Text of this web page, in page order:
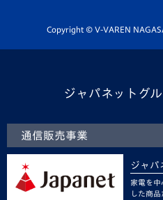
ホームタウン活動
Copyright © V-VAREN
ジャパネットグ
通信販売事業
ジャパ
家電を中
した商品